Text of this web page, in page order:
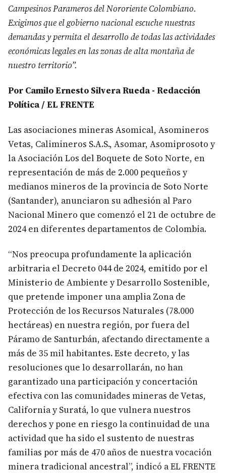
Campesinos Parameros del Nororiente Colombiano.
Exigimos que el gobierno nacional escuche nuestras
demandas y permita el desarrollo de todas las actividades
económicas legales en las zonas de alta montaña de
nuestro territorio”.
Por Camilo Ernesto Silvera Rueda - Redacción
Política / EL FRENTE
Las asociaciones mineras Asomical, Asomineros
Vetas, Calimineros S.A.S., Asomar, Asomiprosoto y
la Asociación Los del Boquete de Soto Norte, en
representación de más de 2.000 pequeños y
medianos mineros de la provincia de Soto Norte
(Santander), anunciaron su adhesión al Paro
Nacional Minero que comenzó el 21 de octubre de
2024 en diferentes departamentos de Colombia.
“Nos preocupa profundamente la aplicación
arbitraria el Decreto 044 de 2024, emitido por el
Ministerio de Ambiente y Desarrollo Sostenible,
que pretende imponer una amplia Zona de
Protección de los Recursos Naturales (78.000
hectáreas) en nuestra región, por fuera del
Páramo de Santurbán, afectando directamente a
más de 35 mil habitantes. Este decreto, y las
resoluciones que lo desarrollarán, no han
garantizado una participación y concertación
efectiva con las comunidades mineras de Vetas,
California y Suratá, lo que vulnera nuestros
derechos y pone en riesgo la continuidad de una
actividad que ha sido el sustento de nuestras
familias por más de 470 años de nuestra vocación
minera tradicional ancestral”, indicó a EL FRENTE